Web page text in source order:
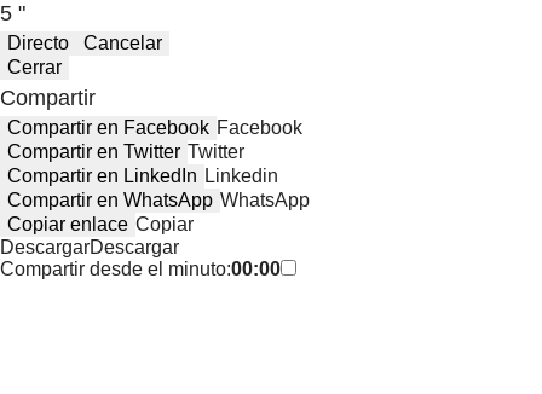
5 "
Directo
Cancelar
Cerrar
Compartir
Compartir en Facebook Facebook
Compartir en Twitter Twitter
Compartir en LinkedIn Linkedin
Compartir en WhatsApp WhatsApp
Copiar enlace Copiar
DescargarDescargar
Compartir desde el minuto:00:00